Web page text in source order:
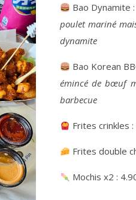
Bao Dynamite
poulet mariné
dynamite
Bao Korean
émincé de bœuf
barbecue
Frites crinkles
Frites double
Mochis x2 :